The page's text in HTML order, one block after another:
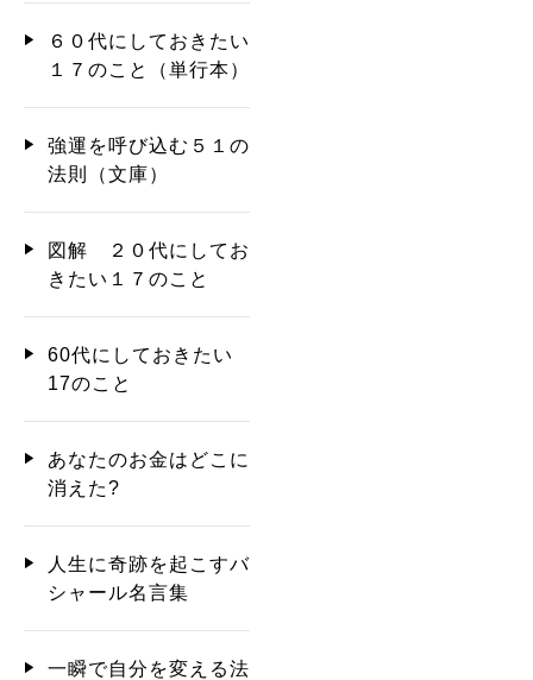
６０代にしておきたい
１７のこと（単行本）
強運を呼び込む５１の
法則（文庫）
図解 ２０代にしてお
きたい１７のこと
60代にしておきたい
17のこと
あなたのお金はどこに
消えた?
人生に奇跡を起こすバ
シャール名言集
一瞬で自分を変える法